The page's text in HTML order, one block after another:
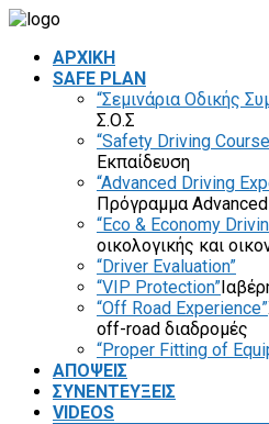
ΑΡΧΙΚΗ
SAFE PLAN
“Σεμινάρια Οδικής
Σ.Ο.Σ
“Safety Driving
Εκπαίδευση
“Advanced Driving
Πρόγραμμα Advanced
“Eco & Economy
οικολογικής και
“Driver Evaluation”
“VIP Protection”
“Off Road Experience”
off-road διαδρομές
“Proper Fitting of
ΑΠΟΨΕΙΣ
ΣΥΝΕΝΤΕΥΞΕΙΣ
VIDEOS